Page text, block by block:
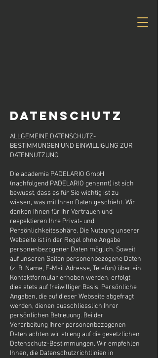
Datenschutz
ALLGEMEINE DATENSCHUTZ-
BESTIMMUNGEN UND EINWILLIGUNG ZUR
DATENNUTZUNG
Die academia PADELARIO GmbH
(nachfolgend PADELARIO genannt) ist sich
bewusst, dass es für Sie wichtig ist zu
wissen, was mit Ihren Daten geschieht. Wir
danken Ihnen für Ihr Vertrauen und
respektieren Ihre Privat- und
Persönlichkeitssphäre. Die Nutzung unserer
Webseite ist in der Regel ohne Angabe
personenbezogener Daten möglich. Soweit
auf unseren Seiten personenbezogene Daten
(z. B. Name, E-Mail Adresse, Telefon) über ein
Kontaktformular erhoben werden, erfolgt
dies stets auf freiwilliger Basis. Persönliche
Angaben, die auf dieser Webseite abgefragt
werden, dienen ausschliesslich Ihrer
persönlichen Betreuung. Bei der
Verarbeitung Ihrer personenbezogenen
Daten achten wir streng auf die gesetzlichen
Datenschutz-Bestimmungen. Wir empfehlen
Ihnen, die Datenschutzrichtlinien in